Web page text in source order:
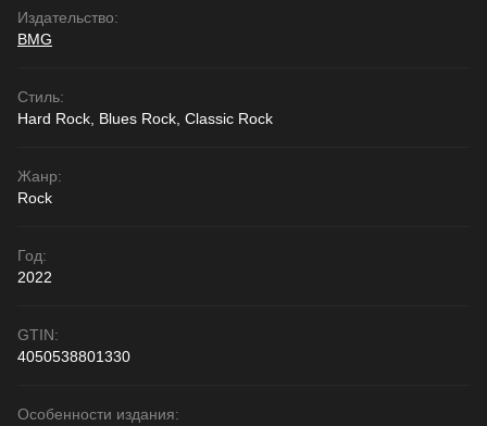
Издательство:
BMG
Стиль:
Hard Rock, Blues Rock, Classic Rock
Жанр:
Rock
Год:
2022
GTIN:
4050538801330
Особенности издания: